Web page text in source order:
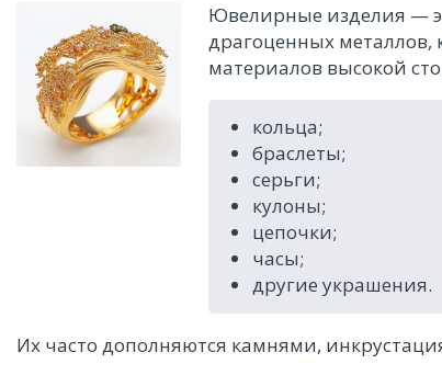
Ювелирные изделия —
драгоценных металлов,
материалов высокой
кольца;
браслеты;
серьги;
кулоны;
цепочки;
часы;
другие украшения.
Их часто дополняются камнями,